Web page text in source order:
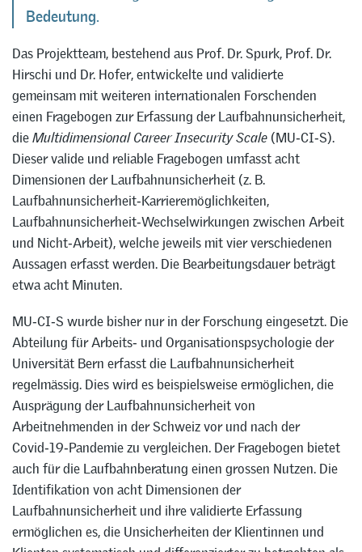
Bedeutung.
Das Projektteam, bestehend aus Prof. Dr. Spurk, Prof. Dr.
Hirschi und Dr. Hofer, entwickelte und validierte
gemeinsam mit weiteren internationalen Forschenden
einen Fragebogen zur Erfassung der Laufbahnunsicherheit,
dieMultidimensional Career Insecurity Scale (MU‑CI‑S).
Dieser valide und reliable Fragebogen umfasst acht
Dimensionen der Laufbahnunsicherheit (z. B.
Laufbahnunsicherheit‑Karrieremöglichkeiten,
Laufbahnunsicherheit‑Wechselwirkungen zwischen Arbeit
und Nicht‑Arbeit), welche jeweils mit vier verschiedenen
Aussagen erfasst werden. Die Bearbeitungsdauer beträgt
etwa acht Minuten.
MU‑CI‑S wurde bisher nur in der Forschung eingesetzt. Die
Abteilung für Arbeits‑ und Organisationspsychologie der
Universität Bern erfasst die Laufbahnunsicherheit
regelmässig. Dies wird es beispielsweise ermöglichen, die
Ausprägung der Laufbahnunsicherheit von
Arbeitnehmenden in der Schweiz vor und nach der
Covid‑19‑Pandemie zu vergleichen. Der Fragebogen bietet
auch für die Laufbahnberatung einen grossen Nutzen. Die
Identifikation von acht Dimensionen der
Laufbahnunsicherheit und ihre validierte Erfassung
ermöglichen es, die Unsicherheiten der Klientinnen und